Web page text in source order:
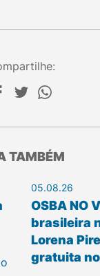
TAMBÉM
05.08.26
OSBA NO
brasileira
Lorena
gratuita